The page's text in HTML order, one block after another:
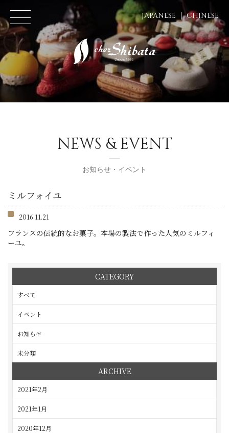
JAPANESE CHINESE
NEWS & EVENT
お知らせ・イベント
ミルフォイユ
2016.11.21
フランスの伝統的なお菓子。本場の製法で作った人気のミルフィ
ーユ。
CATEGORY
すべて
イベント
お知らせ
未分類
ARCHIVE
2021年2月
2021年1月
2020年12月